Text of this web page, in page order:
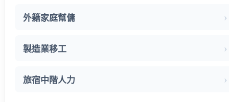
外籍家庭幫傭
製造業移工
旅宿中階人力